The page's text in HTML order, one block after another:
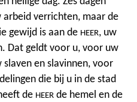
arbeid verrichten, maar de
gewijd is aan de HEER, uw
Dat geldt voor u, voor uw
en slavinnen, voor
die bij u in de stad
de HEER de hemel en de